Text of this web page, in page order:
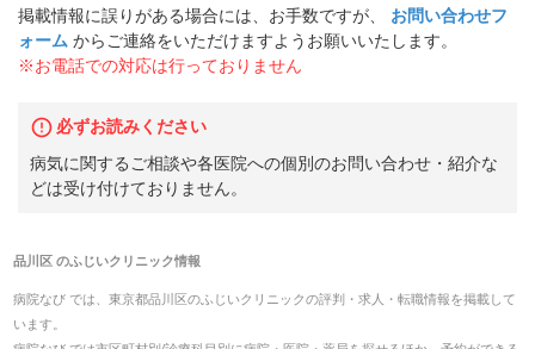
掲載情報に誤りがある場合には、お手数ですが、
お問い合わせフ
ォーム からご連絡をいただけますようお願いいたします。
※お電話での対応は行っておりません
必ずお読みください
病気に関するご相談や各医院への個別のお問い合わせ・紹介な
どは受け付けておりません。
品川区のふじいクリニック情報
病院なび では、 東京都品川区のふじいクリニックの評判・求人・転職情報を掲載して
います。